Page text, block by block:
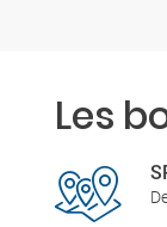
Les